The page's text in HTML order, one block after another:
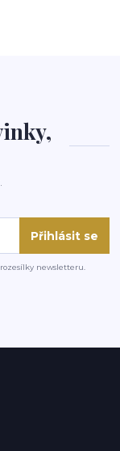
Přihlásit se
newsletteru.